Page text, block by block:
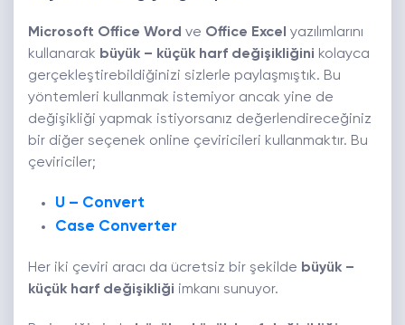
Microsoft Office Word ve Office Excel yazılımlarını
kullanarak büyük – küçük harf değişikliğini kolayca
gerçekleştirebildiğinizi sizlerle paylaşmıştık. Bu
yöntemleri kullanmak istemiyor ancak yine de
değişikliği yapmak istiyorsanız değerlendireceğiniz
bir diğer seçenek online çeviricileri kullanmaktır. Bu
çeviriciler;
U – Convert
Case Converter
Her iki çeviri aracı da ücretsiz bir şekilde büyük –
küçük harf değişikliği imkanı sunuyor.